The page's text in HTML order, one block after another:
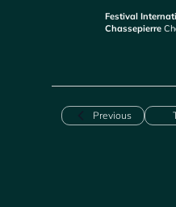
Festival
Chassepierre
PreviousEvents